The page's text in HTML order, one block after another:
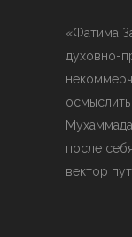
«Фатима
духовно-
после
вектор